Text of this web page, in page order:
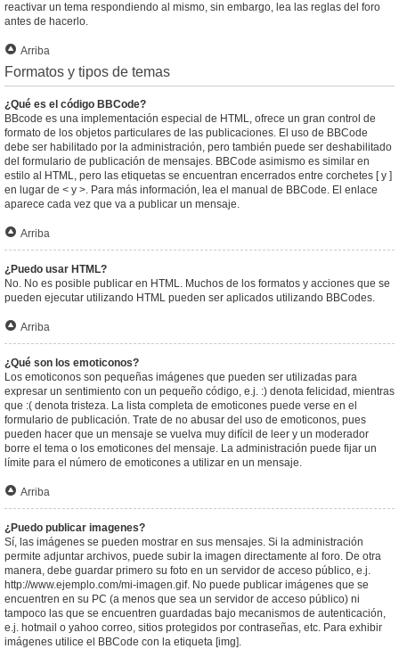
reactivar un tema respondiendo al mismo, sin embargo, lea las reglas del foro
antes de hacerlo.
Arriba
Formatos y tipos de temas
¿Qué es el código BBCode?
BBcode es una implementación especial de HTML, ofrece un gran control de
formato de los objetos particulares de las publicaciones. El uso de BBCode
debe ser habilitado por la administración, pero también puede ser deshabilitado
del formulario de publicación de mensajes. BBCode asimismo es similar en
estilo al HTML, pero las etiquetas se encuentran encerrados entre corchetes [ y ]
en lugar de < y >. Para más información, lea el manual de BBCode. El enlace
aparece cada vez que va a publicar un mensaje.
Arriba
¿Puedo usar HTML?
No. No es posible publicar en HTML. Muchos de los formatos y acciones que se
pueden ejecutar utilizando HTML pueden ser aplicados utilizando BBCodes.
Arriba
¿Qué son los emoticonos?
Los emoticonos son pequeñas imágenes que pueden ser utilizadas para
expresar un sentimiento con un pequeño código, e.j. :) denota felicidad, mientras
que :( denota tristeza. La lista completa de emoticones puede verse en el
formulario de publicación. Trate de no abusar del uso de emoticonos, pues
pueden hacer que un mensaje se vuelva muy difícil de leer y un moderador
borre el tema o los emoticones del mensaje. La administración puede fijar un
límite para el número de emoticones a utilizar en un mensaje.
Arriba
¿Puedo publicar imagenes?
Sí, las imágenes se pueden mostrar en sus mensajes. Si la administración
permite adjuntar archivos, puede subir la imagen directamente al foro. De otra
manera, debe guardar primero su foto en un servidor de acceso público, e.j.
http://www.ejemplo.com/mi-imagen.gif. No puede publicar imágenes que se
encuentren en su PC (a menos que sea un servidor de acceso público) ni
tampoco las que se encuentren guardadas bajo mecanismos de autenticación,
e.j. hotmail o yahoo correo, sitios protegidos por contraseñas, etc. Para exhibir
imágenes utilice el BBCode con la etiqueta [img].